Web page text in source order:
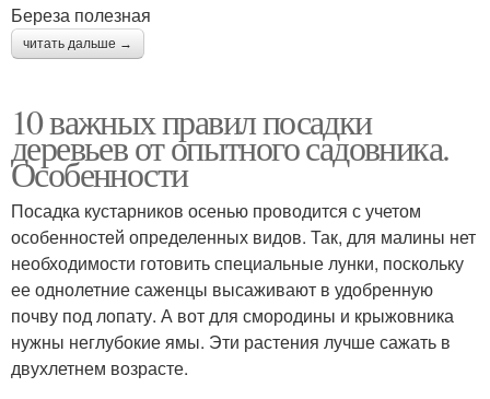
Береза полезная
читать дальше →
10 важных правил посадки
деревьев от опытного садовника.
Особенности
Посадка кустарников осенью проводится с учетом
особенностей определенных видов. Так, для малины нет
необходимости готовить специальные лунки, поскольку
ее однолетние саженцы высаживают в удобренную
почву под лопату. А вот для смородины и крыжовника
нужны неглубокие ямы. Эти растения лучше сажать в
двухлетнем возрасте.